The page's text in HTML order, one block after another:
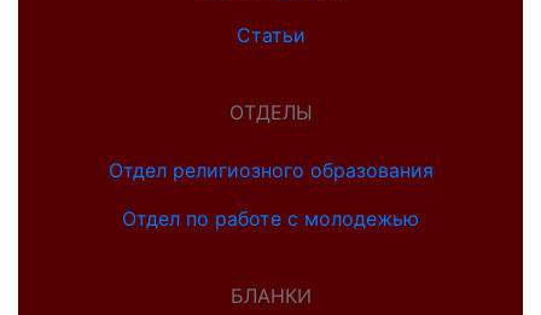
Статьи
ОТДЕЛЫ
Отдел религиозного образования
Отдел по работе с молодежью
БЛАНКИ